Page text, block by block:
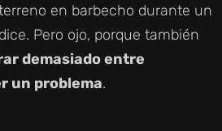
en barbecho durante un
Pero ojo, porque también
demasiado entre
un problema.